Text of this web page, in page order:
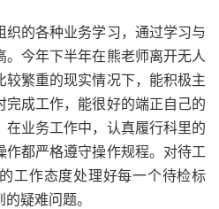
的各种业务学习，通过学习与
。今年下半年在熊老师离开无人
繁重的现实情况下，能积极主
成工作，能很好的端正自己的
在业务工作中，认真履行科里的
作都严格遵守操作规程。对待工
工作态度处理好每一个待检标
疑难问题。